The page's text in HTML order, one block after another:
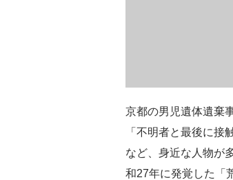
京都の男児遺体遺棄
「不明者と最後に
など、身近な人物が
和27年に発覚した「